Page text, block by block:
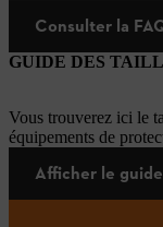
Consulter la
GUIDE DES
Vous trouverez ici le
équipements de
Afficher le